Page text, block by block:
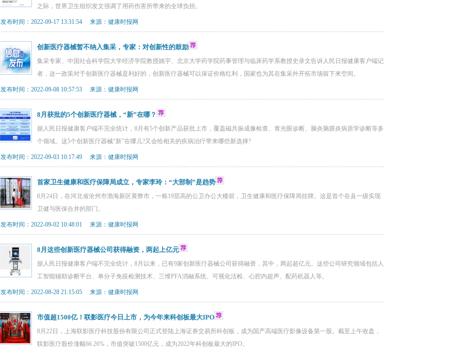
之际，世界卫生组织发文强调了用药伤害所带来的全球负担。
发布时间：2022-09-17 13:31:54 来源：健康时报网
创新医疗器械暂不纳入集采，专家：对创新性的鼓励
集采专家、中国社会科学院大学经济学院教授姚宇、北京大学药学院药事管理与临床药学系教授史录文告诉人民日报健康客户端记
者，这一政策对于创新医疗器械是利好的，创新医疗器械可以保证价格红利，国家也为其在集采外开拓市场留下来空间。
发布时间：2022-09-08 10:57:53 来源：健康时报网
8月获批的5个创新医疗器械，“新”在哪？
据人民日报健康客户端不完全统计，8月有5个创新产品获批上市，覆盖磁共振成像检查、青光眼诊断、脑炎脑膜炎病原学诊断等多
个领域。这5个创新医疗器械“新”在哪儿?又会给相关的疾病治疗带来哪些新选择?
发布时间：2022-09-03 10:17:49 来源：健康时报网
首家卫生健康和医疗保障局成立，专家李玲：“大部制”是趋势
8月24日，在河北省沧州市渤海新区黄骅市，一栋19层高的公卫办公大楼前，卫生健康和医疗保障局挂牌。这是首个在县一级实现
卫健与医保合并的部门。
发布时间：2022-09-02 10:48:01 来源：健康时报网
8月这些创新医疗器械公司获得融资，两起上亿元
据人民日报健康客户端不完全统计，8月以来，已有9家创新医疗器械公司获得融资，其中，两起超亿元。这些公司研究领域包括人
工智能辅助诊断平台、单分子免疫检测技术、三维PFA消融系统、可视化活检、心腔内超声、配药机器人等。
发布时间：2022-08-28 21:15:05 来源：健康时报网
市值超1500亿！联影医疗今日上市，为今年来科创板最大IPO
8月22日，上海联影医疗科技股份有限公司正式登陆上海证券交易所科创板，成为国产高端医疗影像设备第一股。截至上午收盘，
联影医疗股价涨幅66.26%，市值突破1500亿元，成为2022年科创板最大的IPO。